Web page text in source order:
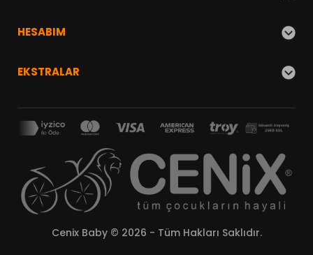
HESABIM
EKSTRALAR
Cenix Baby © 2026 - Tüm Hakları Saklıdır.